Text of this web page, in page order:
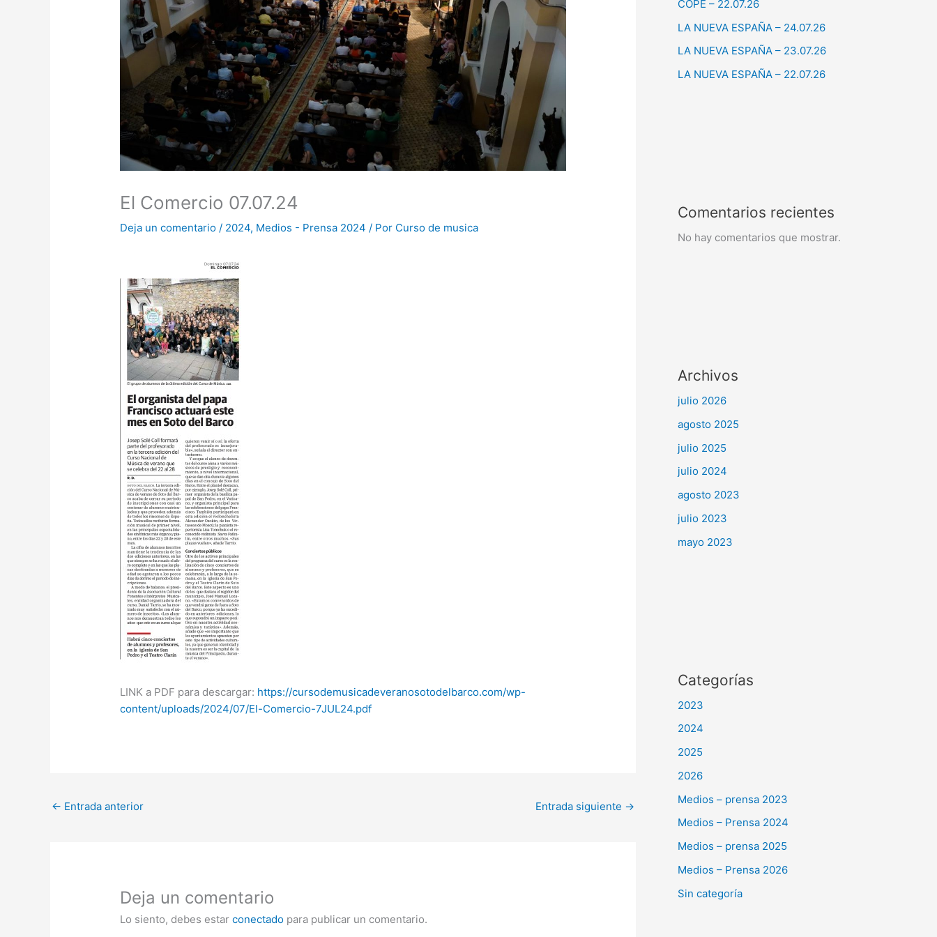
El Comercio 07.07.24
Deja un comentario / 2024, Medios - Prensa 2024 / Por Curso de musica
LINK a PDF para descargar: https://cursodemusicadeveranosotodelbarco.com/wp-
content/uploads/2024/07/El-Comercio-7JUL24.pdf
← Entrada anterior Entrada siguiente →
Deja un comentario
Lo siento, debes estarconectado para publicar un comentario.
COPE – 22.07.26
LA NUEVA ESPAÑA – 24.07.26
LA NUEVA ESPAÑA – 23.07.26
LA NUEVA ESPAÑA – 22.07.26
Comentarios recientes
No hay comentarios que mostrar.
Archivos
julio 2026
agosto 2025
julio 2025
julio 2024
agosto 2023
julio 2023
mayo 2023
Categorías
2023
2024
2025
2026
Medios – prensa 2023
Medios – Prensa 2024
Medios – prensa 2025
Medios – Prensa 2026
Sin categoría